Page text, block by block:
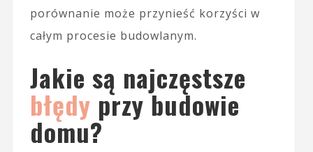
porównanie może przynieść korzyści w
całym procesie budowlanym.
Jakie są najczęstsze
błędy przy budowie
domu?